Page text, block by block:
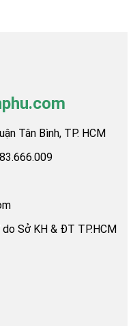
Tân Bình, TP. HCM
do Sở KH & ĐT TP.HCM